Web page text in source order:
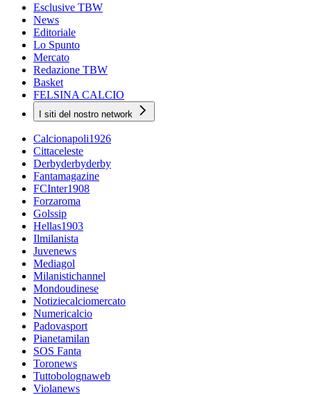
Esclusive TBW
News
Editoriale
Lo Spunto
Mercato
Redazione TBW
Basket
FELSINA CALCIO
I siti del nostro network
Calcionapoli1926
Cittaceleste
Derbyderbyderby
Fantamagazine
FCInter1908
Forzaroma
Golssip
Hellas1903
Ilmilanista
Juvenews
Mediagol
Milanistichannel
Mondoudinese
Notiziecalciomercato
Numericalcio
Padovasport
Pianetamilan
SOS Fanta
Toronews
Tuttobolognaweb
Violanews